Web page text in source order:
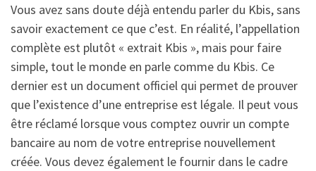
Vous avez sans doute déjà entendu parler du Kbis, sans
savoir exactement ce que c’est. En réalité, l’appellation
complète est plutôt « extrait Kbis », mais pour faire
simple, tout le monde en parle comme du Kbis. Ce
dernier est un document officiel qui permet de prouver
que l’existence d’une entreprise est légale. Il peut vous
être réclamé lorsque vous comptez ouvrir un compte
bancaire au nom de votre entreprise nouvellement
créée. Vous devez également le fournir dans le cadre